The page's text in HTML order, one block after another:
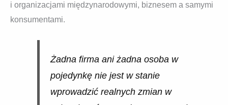
i organizacjami międzynarodowymi, biznesem a samymi
konsumentami.
Żadna firma ani żadna osoba w
pojedynkę nie jest w stanie
wprowadzić realnych zmian w